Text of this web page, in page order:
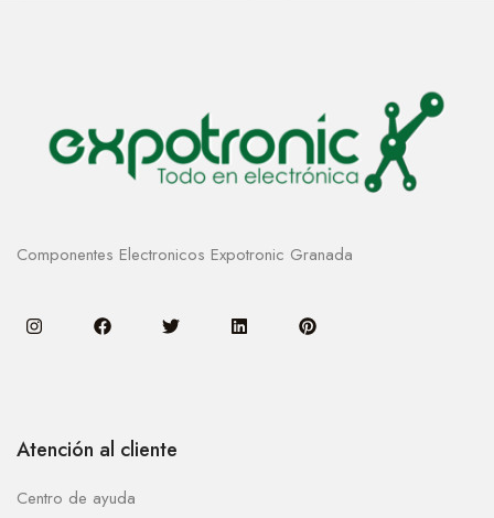
Componentes Electronicos Expotronic Granada
Atención al cliente
Centro de ayuda